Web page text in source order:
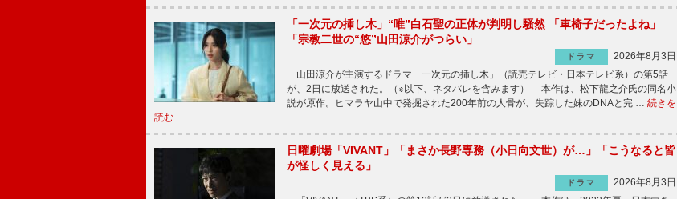
「一次元の挿し木」“唯”白石聖の正体が判明し騒然 「車椅子だったよね」
「宗教二世の“悠”山田涼介がつらい」
ドラマ
2026年8月3日
山田涼介が主演するドラマ「一次元の挿し木」（読売テレビ・日本テレビ系）の第5話
が、2日に放送された。（※以下、ネタバレを含みます） 本作は、松下龍之介氏の同名小
説が原作。ヒマラヤ山中で発掘された200年前の人骨が、失踪した妹のDNAと完 … 続きを
読む
日曜劇場「VIVANT」「まさか長野専務（小日向文世）が…」「こうなると皆
が怪しく見える」
ドラマ
2026年8月3日